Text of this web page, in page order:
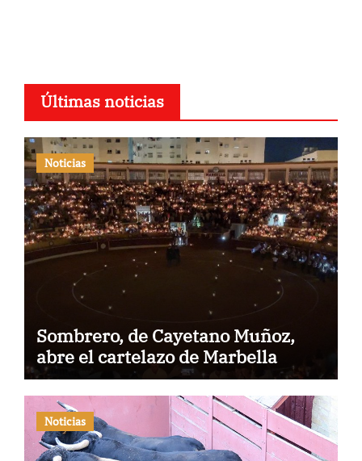
Últimas noticias
Noticias
Sombrero, de Cayetano Muñoz,
abre el cartelazo de Marbella
Noticias